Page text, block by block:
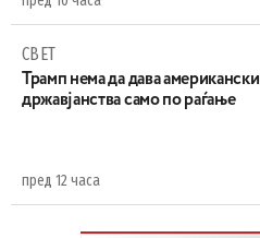
СВЕТ
Трамп нема да дава американски
државјанства само по раѓање
пред 12 часа